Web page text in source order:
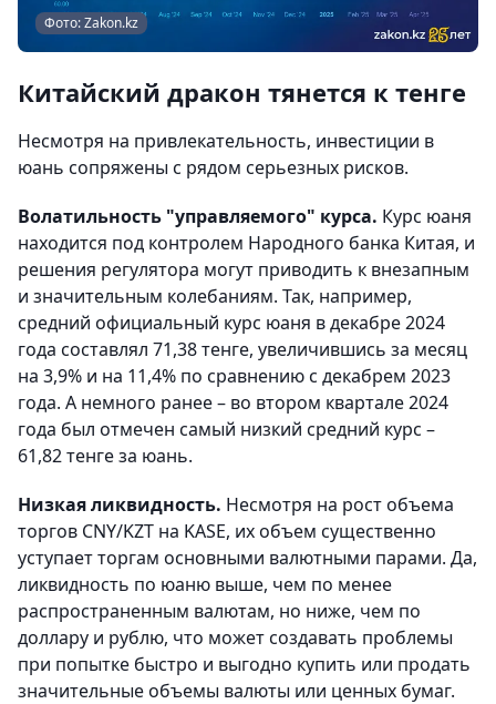
Фото: Zakon.kz
Китайский дракон тянется к тенге
Несмотря на привлекательность, инвестиции в
юань сопряжены с рядом серьезных рисков.
Волатильность "управляемого" курса. Курс юаня
находится под контролем Народного банка Китая, и
решения регулятора могут приводить к внезапным
и значительным колебаниям. Так, например,
средний официальный курс юаня в декабре 2024
года составлял 71,38 тенге, увеличившись за месяц
на 3,9% и на 11,4% по сравнению с декабрем 2023
года. А немного ранее – во втором квартале 2024
года был отмечен самый низкий средний курс –
61,82 тенге за юань.
Низкая ликвидность. Несмотря на рост объема
торгов CNY/KZT на KASE, их объем существенно
уступает торгам основными валютными парами. Да,
ликвидность по юаню выше, чем по менее
распространенным валютам, но ниже, чем по
доллару и рублю, что может создавать проблемы
при попытке быстро и выгодно купить или продать
значительные объемы валюты или ценных бумаг.